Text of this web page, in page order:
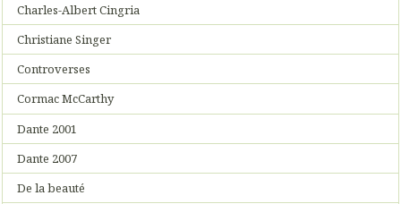
Charles-Albert Cingria
Christiane Singer
Controverses
Cormac McCarthy
Dante 2001
Dante 2007
De la beauté